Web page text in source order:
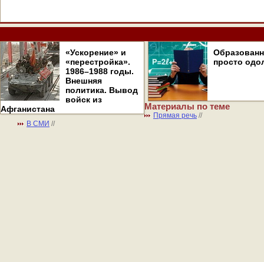
«Ускорение» и
«перестройка».
1986–1988 годы.
Внешняя
политика. Вывод
войск из
Афганистана
просто
Материалы по теме
Прямая речь //
В СМИ //